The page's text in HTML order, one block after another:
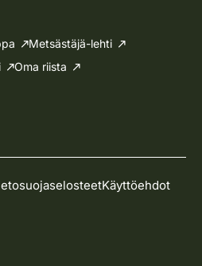
Metsästäjä-lehti
Oma riista
Käyttöehdot